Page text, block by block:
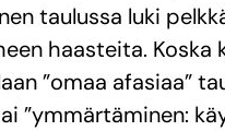
taulussa luki
haasteita. Koska
”omaa afasiaa”
”ymmärtäminen: